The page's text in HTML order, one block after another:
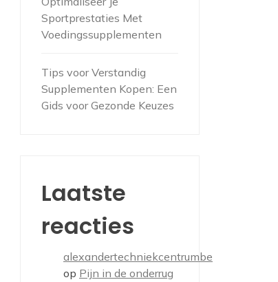
Sportprestaties Met
Voedingssupplementen
Tips voor Verstandig
Supplementen Kopen: Een
Gids voor Gezonde Keuzes
Laatste
reacties
alexandertechniekcentrumbe
op Pijn in de onderrug